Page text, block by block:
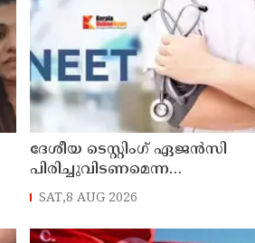
ദേശീയ ടെസ്റ്റിംഗ് ഏജന്‍സി
പിരിച്ചുവിടണമെന്ന
ആവശ്യവുമായി കോക്രോച്ച്
SAT,8 AUG 2026